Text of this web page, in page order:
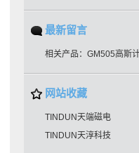
最新留言
网站收藏
TINDUN天端磁电
TINDUN天淳科技